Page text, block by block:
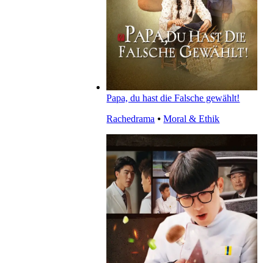
Papa, du hast die Falsche gewählt!
Rachedrama ⦁Moral & Ethik